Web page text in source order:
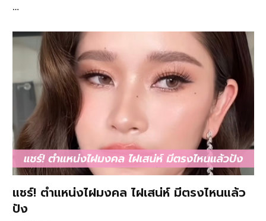
…
แชร์! ตำแหน่งไฝมงคล ไฝเสน่ห์ มีตรงไหนแล้ว
ปัง